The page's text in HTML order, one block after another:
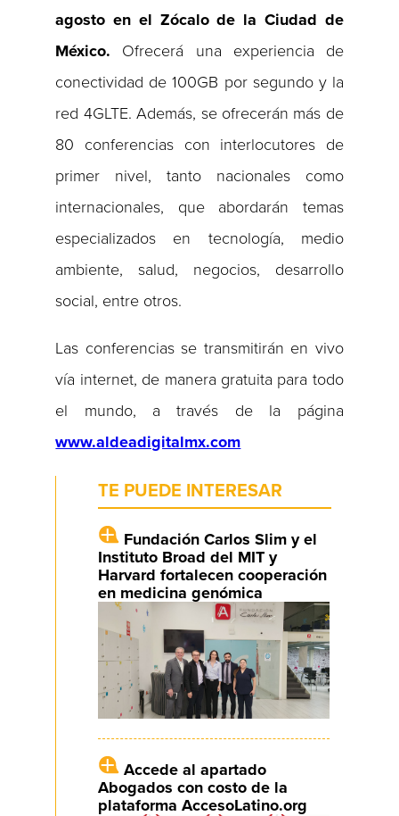
agosto en el Zócalo de la Ciudad de
México. Ofrecerá una experiencia de
conectividad de 100GB por segundo y la
red 4GLTE. Además, se ofrecerán más de
80 conferencias con interlocutores de
primer nivel, tanto nacionales como
internacionales, que abordarán temas
especializados en tecnología, medio
ambiente, salud, negocios, desarrollo
social, entre otros.
Las conferencias se transmitirán en vivo
vía internet, de manera gratuita para todo
el mundo, a través de la página
www.aldeadigitalmx.com
TE PUEDE INTERESAR
Fundación Carlos Slim y el
Instituto Broad del MIT y
Harvard fortalecen cooperación
en medicina genómica
Accede al apartado
Abogados con costo de la
plataforma AccesoLatino.org